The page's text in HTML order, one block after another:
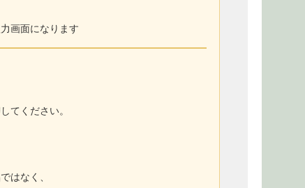
画面になります
てください。
はなく、